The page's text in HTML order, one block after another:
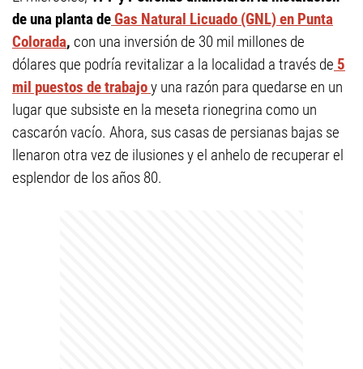
de una planta deGas Natural Licuado (GNL) en Punta
Colorada, con una inversión de 30 mil millones de
dólares que podría revitalizar a la localidad a través de 5
mil puestos de trabajoy una razón para quedarse en un
lugar que subsiste en la meseta rionegrina como un
cascarón vacío. Ahora, sus casas de persianas bajas se
llenaron otra vez de ilusiones y el anhelo de recuperar el
esplendor de los años 80.